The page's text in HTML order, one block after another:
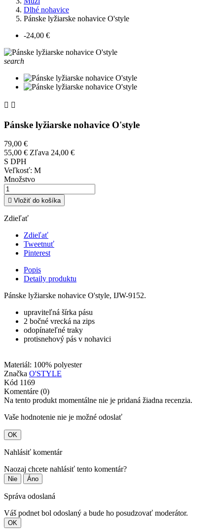
Dlhé nohavice
Pánske lyžiarske nohavice O'style
-24,00 €
search
 
Pánske lyžiarske nohavice O'style
79,00 €
55,00 € Zľava 24,00 €
S DPH
Veľkosť: M
Množstvo
 Vložiť do košíka
Zdieľať
Zdieľať
Tweetnuť
Pinterest
Popis
Detaily produktu
Pánske lyžiarske nohavice O'style, IJW-9152.
upraviteľná šírka pásu
2 bočné vrecká na zips
odopínateľné traky
protisnehový pás v nohavici
Materiál: 100% polyester
Značka O'STYLE
Kód 1169
Komentáre (0)
Na tento produkt momentálne nie je pridaná žiadna recenzia.
Vaše hodnotenie nie je možné odoslať
OK
Nahlásiť komentár
Naozaj chcete nahlásiť tento komentár?
Nie Áno
Správa odoslaná
Váš podnet bol odoslaný a bude ho posudzovať moderátor.
OK